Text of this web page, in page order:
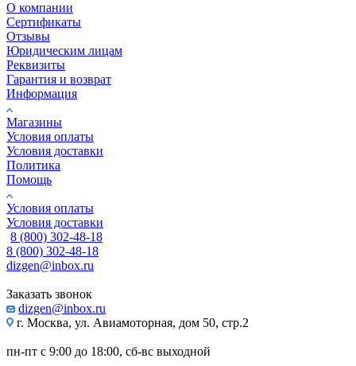
О компании
Сертификаты
Отзывы
Юридическим лицам
Реквизиты
Гарантия и возврат
Информация
Магазины
Условия оплаты
Условия доставки
Политика
Помощь
Условия оплаты
Условия доставки
8 (800) 302-48-18
8 (800) 302-48-18
dizgen@inbox.ru
Заказать звонок
dizgen@inbox.ru
г. Москва, ул. Авиамоторная, дом 50, стр.2
пн-пт с 9:00 до 18:00, сб-вс выходной